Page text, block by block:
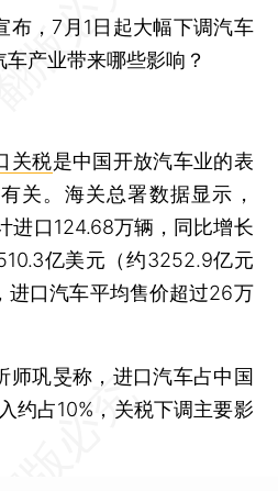
，7月1日起大幅下调汽车
产业带来哪些影响？
关税是中国开放汽车业的表
关。海关总署数据显示，
进口124.68万辆，同比增长
亿美元（约3252.9亿元
进口汽车平均售价超过26万
巩旻称，进口汽车占中国
约占10%，关税下调主要影